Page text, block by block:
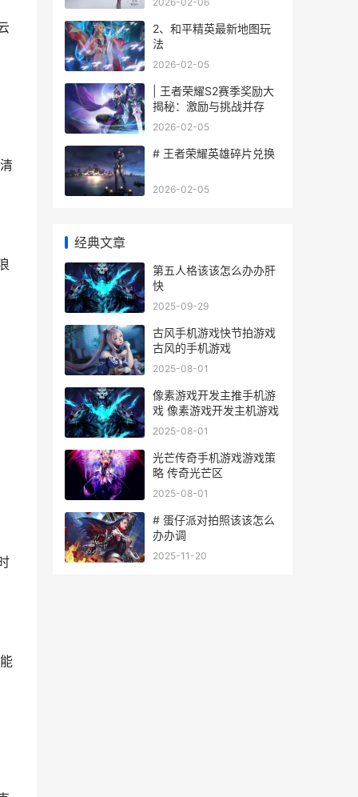
2、和平精英最新地图玩
法
2026-02-05
| 王者荣耀S2赛季奖励大
揭秘：激励与挑战并存
2026-02-05
# 王者荣耀英雄碎片兑换
2026-02-05
经典文章
第五人格该该怎么办办肝
快
2025-09-29
古风手机游戏快节拍游戏
古风的手机游戏
2025-08-01
像素游戏开发主推手机游
戏 像素游戏开发主机游戏
2025-08-01
光芒传奇手机游戏游戏策
略 传奇光芒区
2025-08-01
# 蛋仔派对拍照该该怎么
办办调
2025-11-20